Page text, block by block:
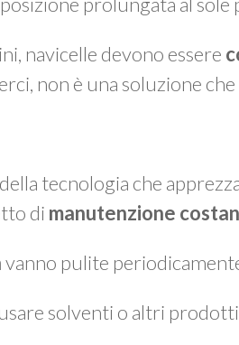
navicelle devono essere
non è una soluzione
della tecnologia che
di manutenzione
vanno pulite
solventi o altri